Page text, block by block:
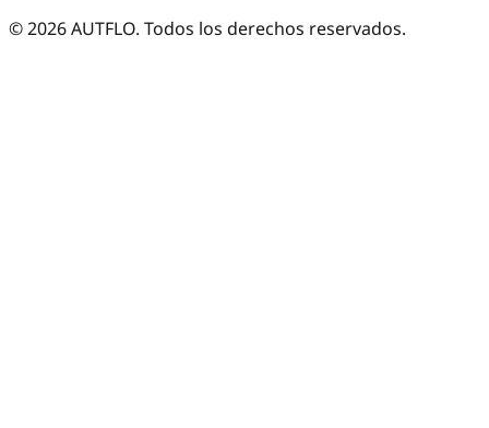
©2026AUTFLO. Todos los derechos reservados.